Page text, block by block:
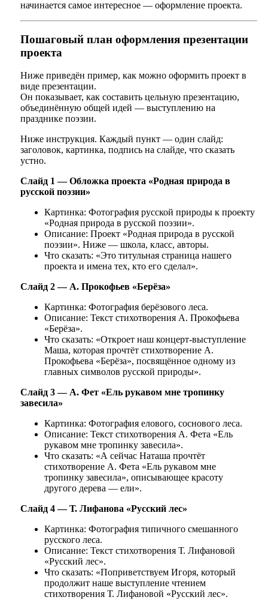
начинается самое интересное — оформление проекта.
Пошаговый план оформления презентации
проекта
Ниже приведён пример, как можно оформить проект в
виде презентации.
Он показывает, как составить цельную презентацию,
объединённую общей идей — выступлению на
празднике поэзии.
Ниже инструкция. Каждый пункт — один слайд:
заголовок, картинка, подпись на слайде, что сказать
устно.
Слайд 1 — Обложка проекта «Родная природа в
русской поэзии»
Картинка: Фотография русской природы к проекту
«Родная природа в русской поэзии».
Описание: Проект «Родная природа в русской
поэзии». Ниже — школа, класс, авторы.
Что сказать: «Это титульная страница нашего
проекта и имена тех, кто его сделал».
Слайд 2 — А. Прокофьев «Берёза»
Картинка: Фотография берёзового леса.
Описание: Текст стихотворения А. Прокофьева
«Берёза».
Что сказать: «Откроет наш концерт-выступление
Маша, которая прочтёт стихотворение А.
Прокофьева «Берёза», посвящённое одному из
главных символов русской природы».
Слайд 3 — А. Фет «Ель рукавом мне тропинку
завесила»
Картинка: Фотография елового, соснового леса.
Описание: Текст стихотворения А. Фета «Ель
рукавом мне тропинку завесила».
Что сказать: «А сейчас Наташа прочтёт
стихотворение А. Фета «Ель рукавом мне
тропинку завесила», описывающее красоту
другого дерева — ели».
Слайд 4 — Т. Лифанова «Русский лес»
Картинка: Фотография типичного смешанного
русского леса.
Описание: Текст стихотворения Т. Лифановой
«Русский лес».
Что сказать: «Поприветствуем Игоря, который
продолжит наше выступление чтением
стихотворения Т. Лифановой «Русский лес».